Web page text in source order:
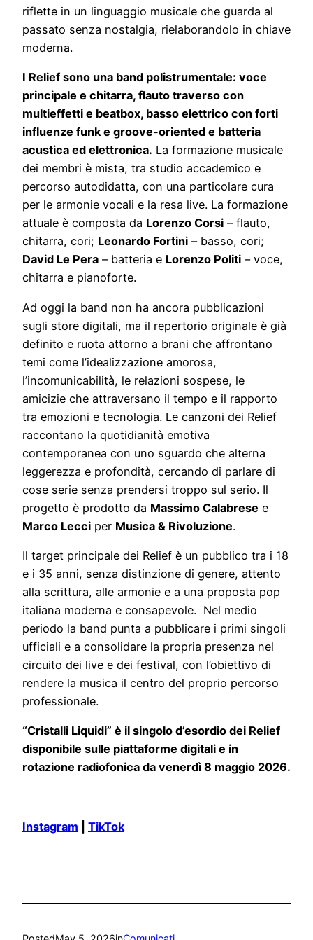
riflette in un linguaggio musicale che guarda al
passato senza nostalgia, rielaborandolo in chiave
moderna.
I Relief sono una band polistrumentale: voce
principale e chitarra, flauto traverso con
multieffetti e beatbox, basso elettrico con forti
influenze funk e groove-oriented e batteria
acustica ed elettronica. La formazione musicale
dei membri è mista, tra studio accademico e
percorso autodidatta, con una particolare cura
per le armonie vocali e la resa live. La formazione
attuale è composta da Lorenzo Corsi – flauto,
chitarra, cori; Leonardo Fortini – basso, cori;
David Le Pera – batteria e Lorenzo Politi – voce,
chitarra e pianoforte.
Ad oggi la band non ha ancora pubblicazioni
sugli store digitali, ma il repertorio originale è già
definito e ruota attorno a brani che affrontano
temi come l’idealizzazione amorosa,
l’incomunicabilità, le relazioni sospese, le
amicizie che attraversano il tempo e il rapporto
tra emozioni e tecnologia. Le canzoni dei Relief
raccontano la quotidianità emotiva
contemporanea con uno sguardo che alterna
leggerezza e profondità, cercando di parlare di
cose serie senza prendersi troppo sul serio. Il
progetto è prodotto da Massimo Calabrese e
Marco Lecci per Musica & Rivoluzione.
Il target principale dei Relief è un pubblico tra i 18
e i 35 anni, senza distinzione di genere, attento
alla scrittura, alle armonie e a una proposta pop
italiana moderna e consapevole. Nel medio
periodo la band punta a pubblicare i primi singoli
ufficiali e a consolidare la propria presenza nel
circuito dei live e dei festival, con l’obiettivo di
rendere la musica il centro del proprio percorso
professionale.
“Cristalli Liquidi” è il singolo d’esordio dei Relief
disponibile sulle piattaforme digitali e in
rotazione radiofonica da venerdì 8 maggio 2026.
Instagram TikTok